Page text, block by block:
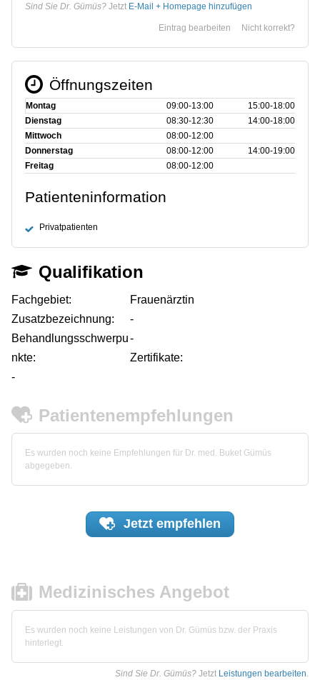
Sind Sie Dr. Gümüs? Jetzt E-Mail + Homepage hinzufügen
Nicht korrekt?
Eintrag bearbeiten
Öffnungszeiten
Montag 09:00‑13:00
15:00‑18:00
Dienstag
08:30‑12:30
14:00‑18:00
Mittwoch
08:00‑12:00
Donnerstag
08:00‑12:00
14:00‑19:00
Freitag
08:00‑12:00
Patienteninformation
Privatpatienten
Qualifikation
Fachgebiet:
Frauenärztin
Zusatzbezeichnung:
-
Behandlungsschwerpu
nkte:
-
Zertifikate:
-
Patientenempfehlungen
Es wurden noch keine Empfehlungen für Dr. med. Buket Gümüs
abgegeben.
Jetzt empfehlen
Medizinisches Angebot
Es wurden noch keine Leistungen von Dr. Gümüs bzw. der Praxis
hinterlegt.
Sind Sie Dr. Gümüs? Jetzt Leistungen bearbeiten.